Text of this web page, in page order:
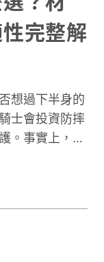
完整解
想過下半身的
士會投資防摔
。事實上，大
部仍是最高致
採用耐磨材
與一般牛仔褲